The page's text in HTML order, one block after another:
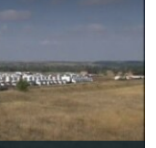
available